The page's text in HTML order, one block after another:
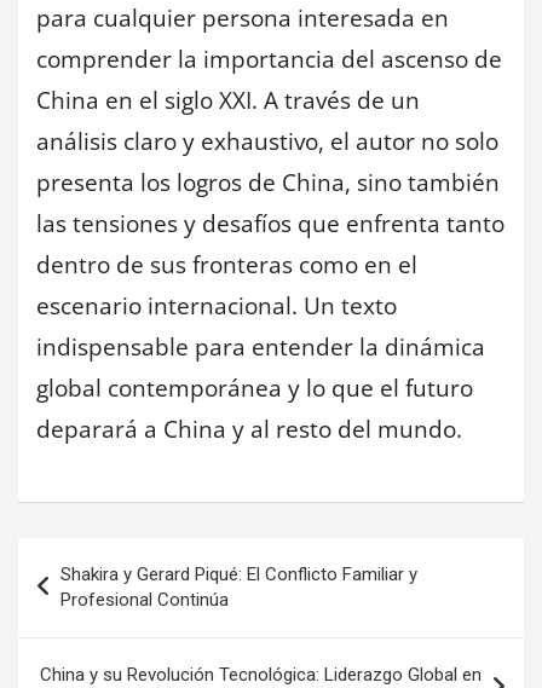
para cualquier persona interesada en
comprender la importancia del ascenso de
China en el siglo XXI. A través de un
análisis claro y exhaustivo, el autor no solo
presenta los logros de China, sino también
las tensiones y desafíos que enfrenta tanto
dentro de sus fronteras como en el
escenario internacional. Un texto
indispensable para entender la dinámica
global contemporánea y lo que el futuro
deparará a China y al resto del mundo.
Navegación
de
entradas
Shakira y Gerard Piqué: El Conflicto Familiar y
Profesional Continúa
China y su Revolución Tecnológica: Liderazgo Global en